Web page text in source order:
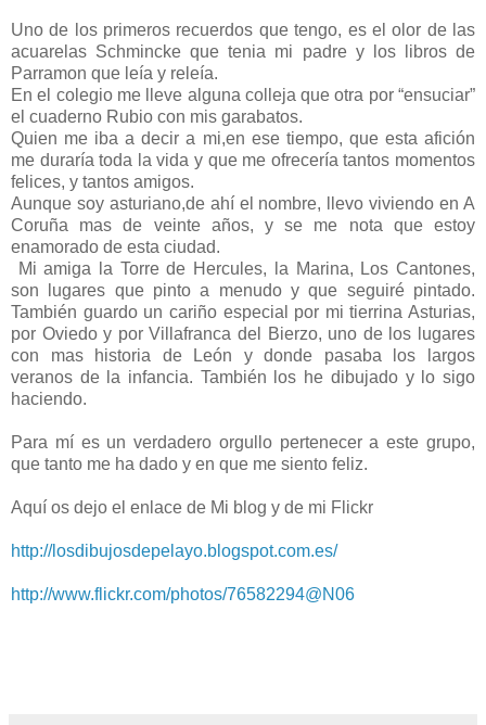
Uno de los primeros recuerdos que tengo, es el olor de las
acuarelas Schmincke que tenia mi padre y los libros de
Parramon que leía y releía.
En el colegio me lleve alguna colleja que otra por “ensuciar”
el cuaderno Rubio con mis garabatos.
Quien me iba a decir a mi,en ese tiempo, que esta afición
me duraría toda la vida y que me ofrecería tantos momentos
felices, y tantos amigos.
Aunque soy asturiano,de ahí el nombre, llevo viviendo en A
Coruña mas de veinte años, y se me nota que estoy
enamorado de esta ciudad.
Mi amiga la Torre de Hercules, la Marina, Los Cantones,
son lugares que pinto a menudo y que seguiré pintado.
También guardo un cariño especial por mi tierrina Asturias,
por Oviedo y por Villafranca del Bierzo, uno de los lugares
con mas historia de León y donde pasaba los largos
veranos de la infancia. También los he dibujado y lo sigo
haciendo.
Para mí es un verdadero orgullo pertenecer a este grupo,
que tanto me ha dado y en que me siento feliz.
Aquí os dejo el enlace de Mi blog y de mi Flickr
http://losdibujosdepelayo.blogspot.com.es/
http://www.flickr.com/photos/76582294@N06